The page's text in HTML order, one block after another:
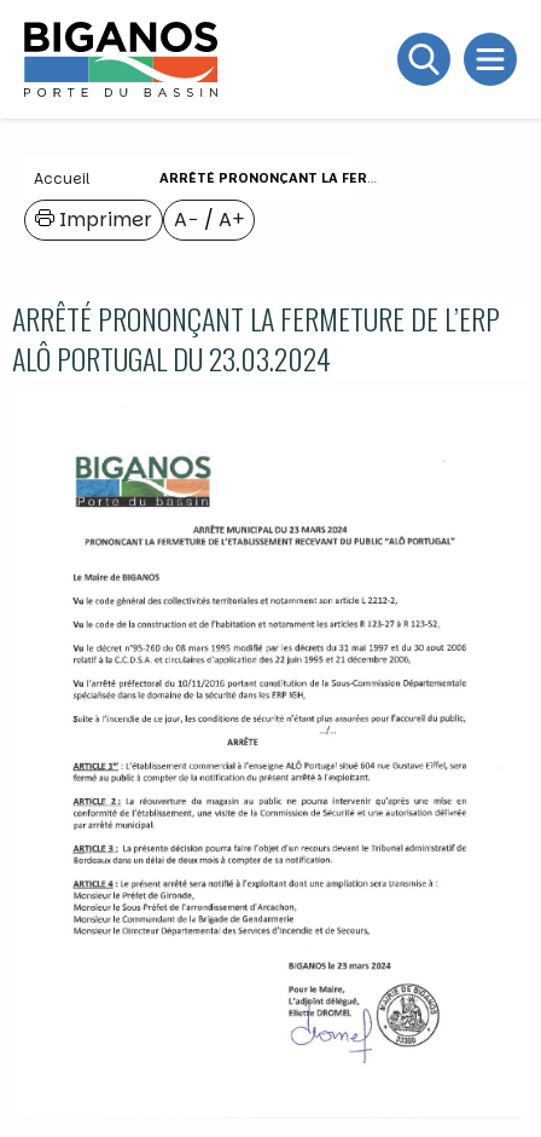
Accueil ARRÊTÉ PRONONÇANT LA FERMETURE DE L’ERP ALÔ PORTUGAL DU 23.03.2024
A− / A+
Imprimer
ARRÊTÉ PRONONÇANT LA FERMETURE DE L’ERP
ALÔ PORTUGAL DU 23.03.2024